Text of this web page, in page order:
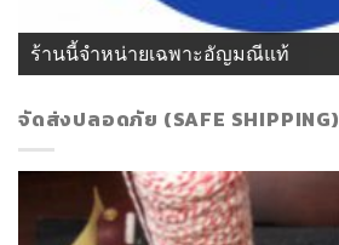
ร้านนี้จำหน่ายเฉพาะอัญมณีแท้
จัดส่งปลอดภัย (SAFE SHIPPING)